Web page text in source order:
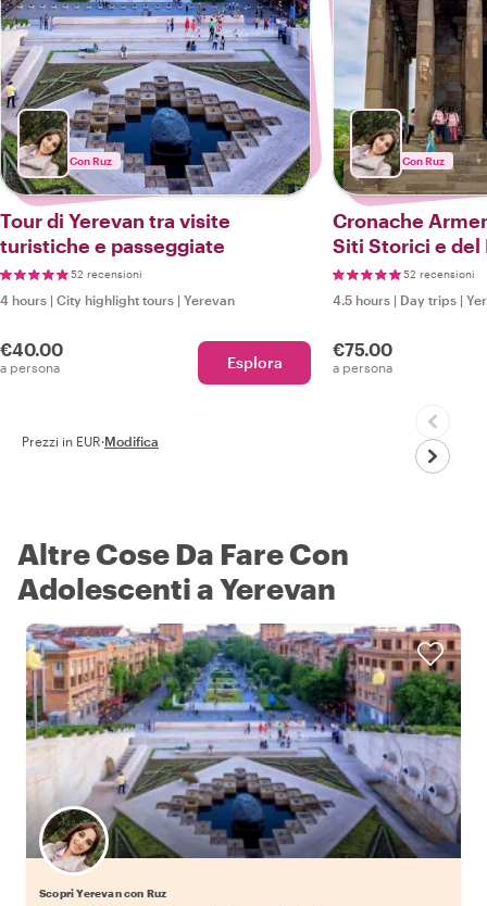
Con Ruz
Tour di Yerevan tra visite
turistiche e passeggiate
52 recensioni
4 hours | City highlight tours | Yerevan
€40.00
a persona Esplora
Con Ruz
Cronache
Siti Storici e del
52 recensioni
4.5 hours | Day trips |
€75.00
a persona
Prezzi in EUR·Modifica
Altre Cose Da Fare Con
Adolescenti a Yerevan
Scopri Yerevan con Ruz